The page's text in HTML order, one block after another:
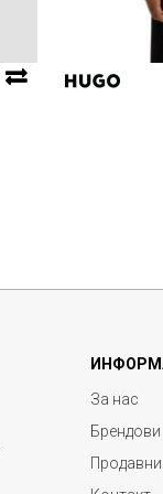
За нас
Брендови